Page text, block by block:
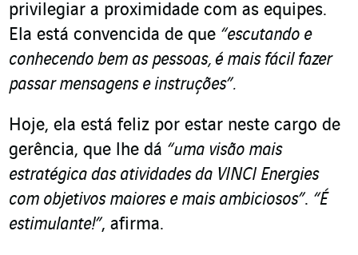
privilegiar a proximidade com as equipes.
Ela está convencida de que “escutando e
conhecendo bem as pessoas, é mais fácil fazer
passar mensagens e instruções”.
Hoje, ela está feliz por estar neste cargo de
gerência, que lhe dá “uma visão mais
estratégica das atividades da VINCI Energies
com objetivos maiores e mais ambiciosos”. “É
estimulante!”, afirma.